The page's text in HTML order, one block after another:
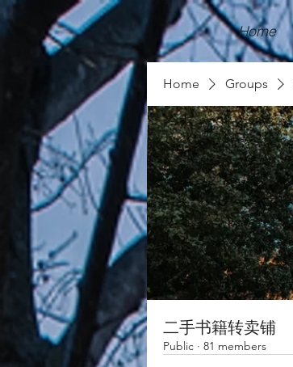
Home
Home Groups
二手书籍转卖铺
Public · 81 members